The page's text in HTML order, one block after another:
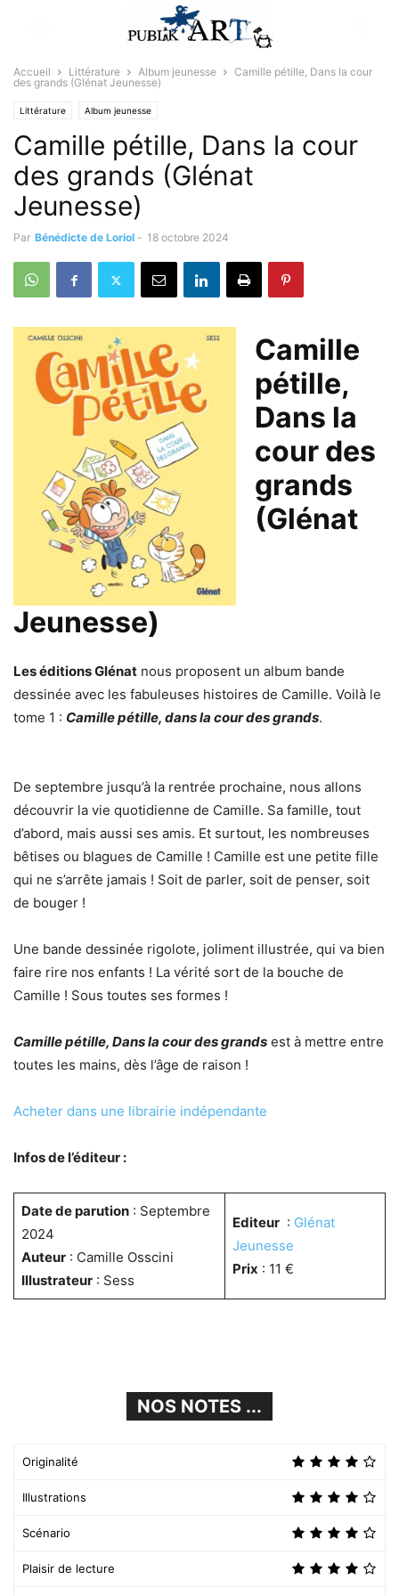
Accueil Littérature Album jeunesse
Camille pétille, Dans la cour
des grands (Glénat Jeunesse)
Littérature Album jeunesse
Camille pétille, Dans la cour
des grands (Glénat
Jeunesse)
Par Bénédicte de Loriol - 18 octobre 2024
Camille
pétille,
Dans la
cour des
grands
(Glénat
Jeunesse)
Les éditions Glénat nous proposent un album bande
dessinée avec les fabuleuses histoires de Camille. Voilà le
tome 1 : Camille pétille, dans la cour des grands.
De septembre jusqu’à la rentrée prochaine, nous allons
découvrir la vie quotidienne de Camille. Sa famille, tout
d’abord, mais aussi ses amis. Et surtout, les nombreuses
bêtises ou blagues de Camille ! Camille est une petite fille
qui ne s’arrête jamais ! Soit de parler, soit de penser, soit
de bouger !
Une bande dessinée rigolote, joliment illustrée, qui va bien
faire rire nos enfants ! La vérité sort de la bouche de
Camille ! Sous toutes ses formes !
Camille pétille, Dans la cour des grands est à mettre entre
toutes les mains, dès l’âge de raison !
Acheter dans une librairie indépendante
Infos de l’éditeur :
Date de parution: Septembre
2024
Auteur: Camille Osscini
Illustrateur: Sess
Editeur: Glénat
Jeunesse
Prix : 11 €
NOS NOTES ...
Originalité
Illustrations
Scénario
Plaisir de lecture